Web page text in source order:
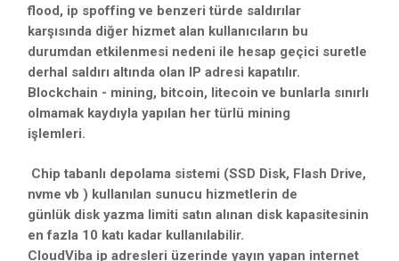
flood, ip spoffing ve benzeri türde saldırılar
karşısında diğer hizmet alan kullanıcıların bu
durumdan etkilenmesi nedeni ile hesap geçici suretle
derhal saldırı altında olan IP adresi kapatılır.
Blockchain - mining, bitcoin, litecoin ve bunlarla sınırlı
olmamak kaydıyla yapılan her türlü mining
işlemleri.
Chip tabanlı depolama sistemi (SSD Disk, Flash Drive,
nvme vb ) kullanılan sunucu hizmetlerin de
günlük disk yazma limiti satın alınan disk kapasitesinin
en fazla 10 katı kadar kullanılabilir.
CloudViba ip adresleri üzerinde yayın yapan internet